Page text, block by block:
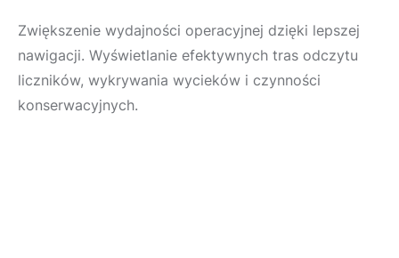
Zwiększenie wydajności operacyjnej dzięki lepszej
nawigacji. Wyświetlanie efektywnych tras odczytu
liczników, wykrywania wycieków i czynności
konserwacyjnych.